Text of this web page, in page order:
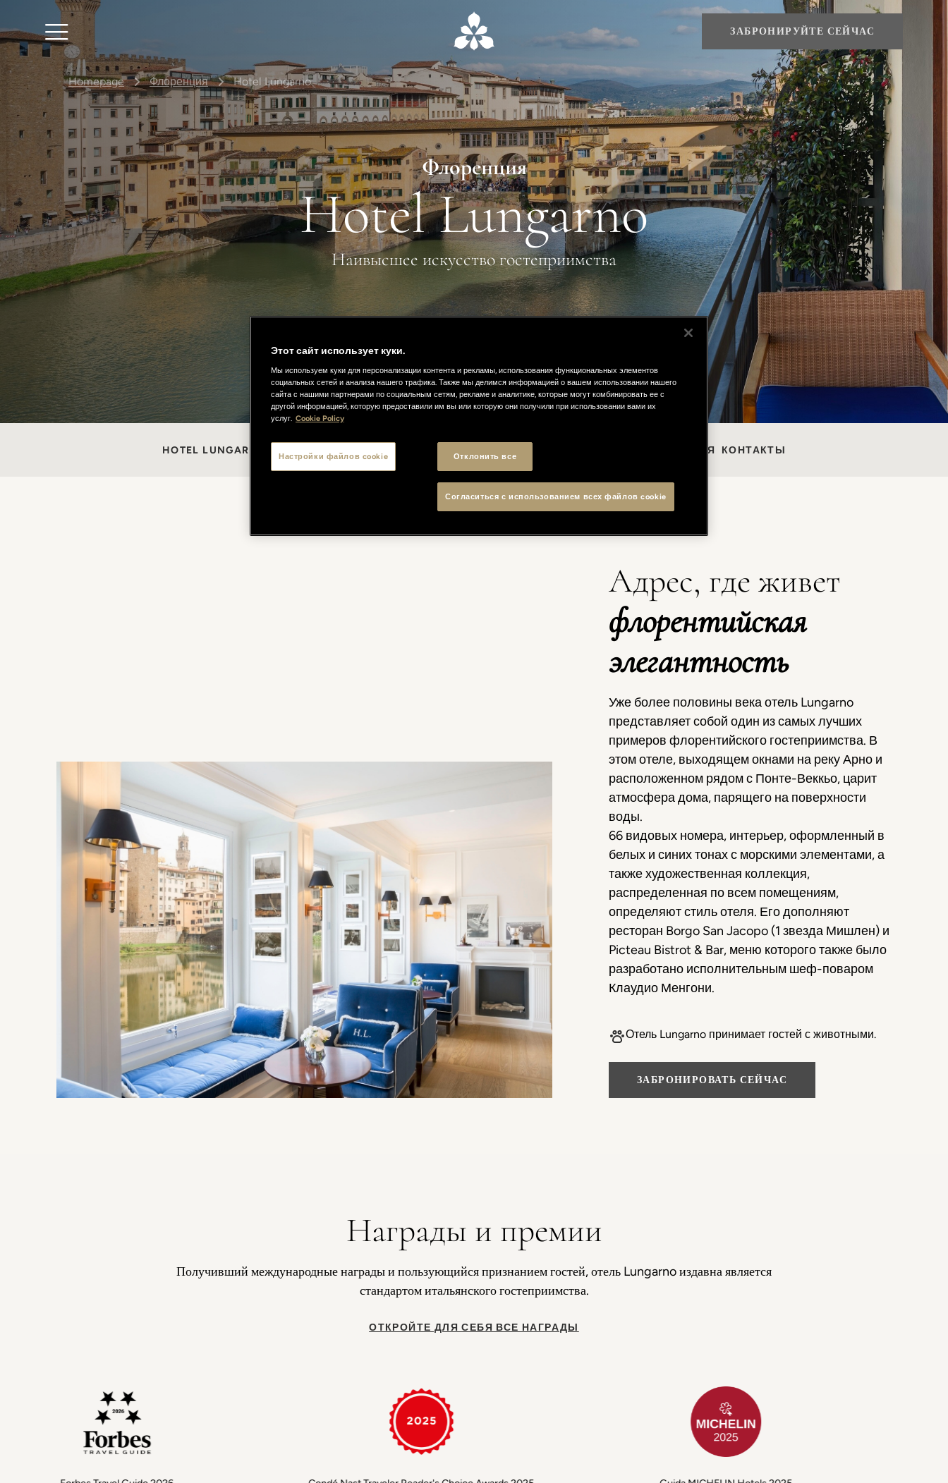
ЗАБРОНИРУЙТЕ СЕЙЧАС
Homepage Флоренция Hotel Lungarno
Флоренция
Hotel Lungarno
Наивысшее искусство гостеприимства
HOTEL LUNGARNO НОМЕРА И СЬЮТЫ ИНДИВИДУАЛЬНЫЕ ПУТЕШЕСТВИЯ КОНТАКТЫ
Адрес, где живет
флорентийская
элегантность
Уже более половины века отель Lungarno
представляет собой один из самых лучших
примеров флорентийского гостеприимства. В
этом отеле, выходящем окнами на реку Арно и
расположенном рядом с Понте-Веккьо, царит
атмосфера дома, парящего на поверхности
воды.
66 видовых номера, интерьер, оформленный в
белых и синих тонах с морскими элементами, а
также художественная коллекция,
распределенная по всем помещениям,
определяют стиль отеля. Его дополняют
ресторан Borgo San Jacopo (1 звезда Мишлен) и
Picteau Bistrot & Bar, меню которого также было
разработано исполнительным шеф-поваром
Клаудио Менгони.
Отель Lungarno принимает гостей с животными.
ЗАБРОНИРОВАТЬ СЕЙЧАС
Награды и премии
Получивший международные награды и пользующийся признанием гостей, отель Lungarno издавна является
стандартом итальянского гостеприимства.
ОТКРОЙТЕ ДЛЯ СЕБЯ ВСЕ НАГРАДЫ
Этот сайт использует куки.
Мы используем куки для персонализации контента и рекламы, использования функциональных элементов
социальных сетей и анализа нашего трафика. Также мы делимся информацией о вашем использовании нашего
сайта с нашими партнерами по социальным сетям, рекламе и аналитике, которые могут комбинировать ее с
другой информацией, которую предоставили им вы или которую они получили при использовании вами их
услуг. Cookie Policy
Отклонить все
Согласиться с использованием всех файлов cookie
Настройки файлов cookie